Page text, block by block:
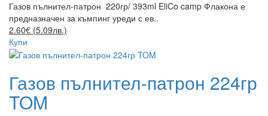
Газов пълнител-патрон 220гр/ 393ml EliCo camp Флакона е
предназначен за къмпинг уреди с ев..
2.60€ (5.09лв.)
Купи
Газов пълнител-патрон 224гр
TOM